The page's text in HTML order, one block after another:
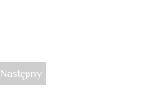
nogawkami, dresy
biegowe dla mężczyzn
Następny